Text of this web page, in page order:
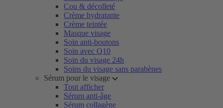
Cou & décolleté
Crème hydratante
Crème teintée
Masque visage
Soin anti-boutons
Soin avec Q10
Soin du visage 24h
Soins du visage sans parabènes
Sérum pour le visage
Tout afficher
Sérum anti-âge
Sérum collagène